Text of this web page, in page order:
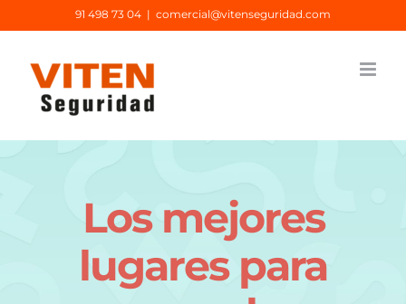
al
contenido
91 498 73 04 | comercial@vitenseguridad.com
Los mejores
lugares para